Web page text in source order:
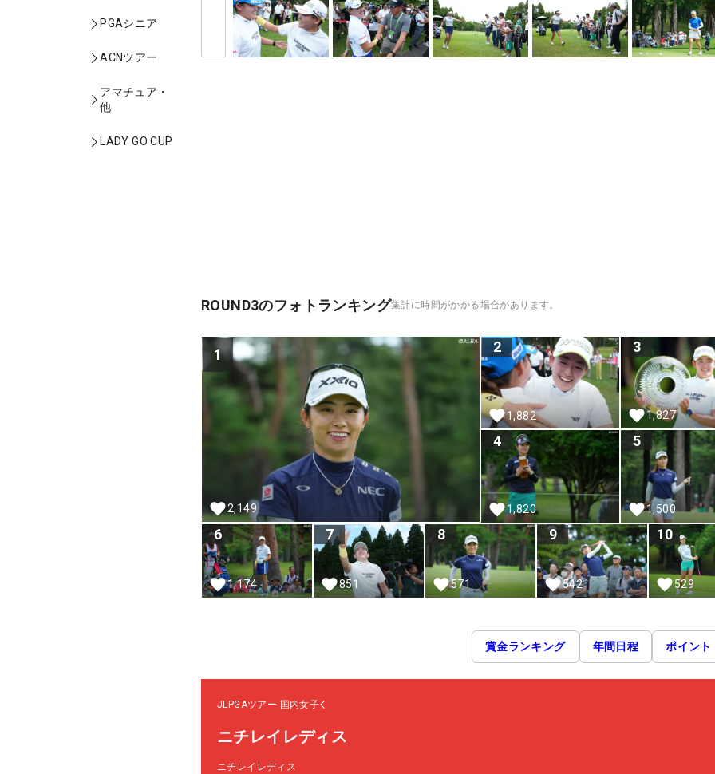
PGAシニア
ACNツアー
アマチュア・
他
LADY GO CUP
ROUND3のフォトランキング集計に時間がかかる場合があります。
1
2,149
2
1,882
3
1,827
4
1,820
5
1,500
6
1,174
7
851
8
571
9
542
10
529
賞金ランキング 年間日程 ポイント
JLPGAツアー 国内女子
ニチレイレディス
ニチレイレディス